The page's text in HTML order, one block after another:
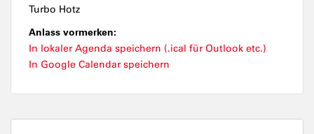
Turbo Hotz
Anlass vormerken:
In lokaler Agenda speichern (.ical für Outlook etc.)
In Google Calendar speichern